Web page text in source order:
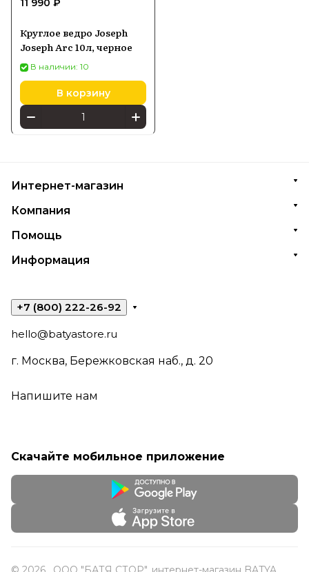
11 990 ₽
Круглое ведро Joseph
Joseph Arc 10л, черное
В наличии: 10
В корзину
Интернет-магазин
Компания
Помощь
Информация
+7 (800) 222-26-92
hello@batyastore.ru
г. Москва, Бережковская наб., д. 20
Напишите нам
Скачайте мобильное приложение